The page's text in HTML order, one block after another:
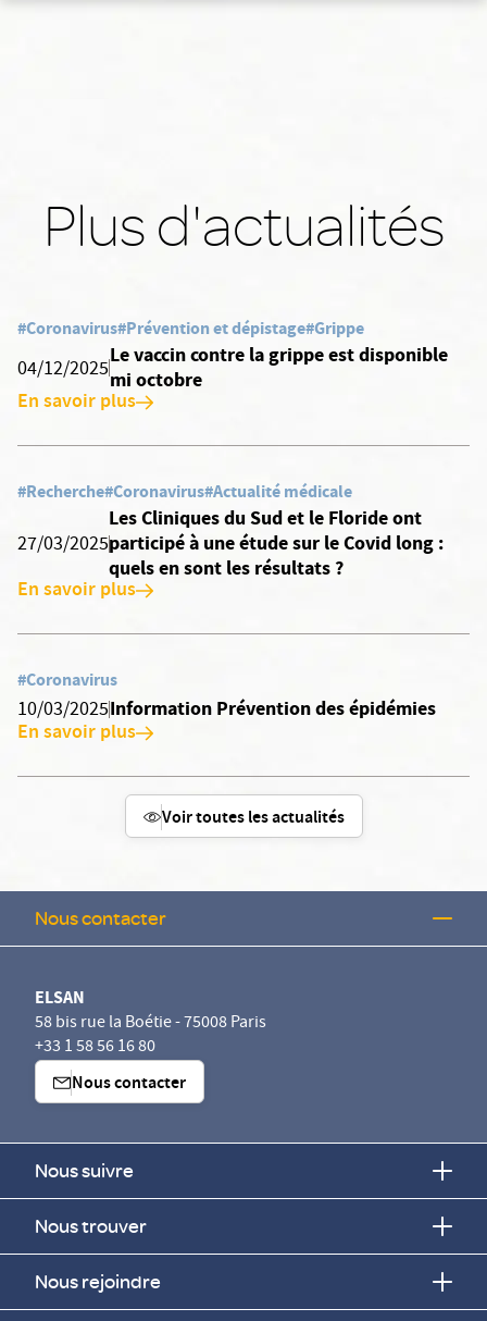
Plus d'actualités
#Coronavirus#Prévention et dépistage#Grippe
04/12/2025
Le vaccin contre la grippe est disponible
mi octobre
En savoir plus
#Recherche#Coronavirus#Actualité médicale
27/03/2025
Les Cliniques du Sud et le Floride ont
participé à une étude sur le Covid long :
quels en sont les résultats ?
En savoir plus
#Coronavirus
10/03/2025Information Prévention des épidémies
En savoir plus
Voir toutes les actualités
Nous contacter
ELSAN
58 bis rue la Boétie - 75008 Paris
+33 1 58 56 16 80
Nous contacter
Nous suivre
Nous trouver
Nous rejoindre